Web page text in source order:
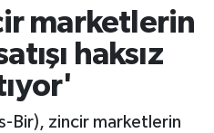
marketlerin
haksız
Bir), zincir marketlerin
ve Fikstür